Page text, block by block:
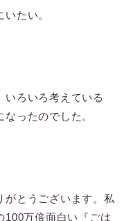
たい。
いろいろ考えている
ったのでした。
がとうございます。私
100万倍面白い『ごは